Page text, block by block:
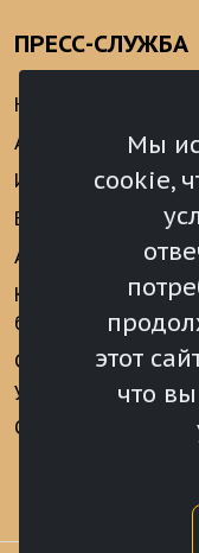
Мы
cookie,
этот
что
ПРЕСС-СЛУЖБА
Новости
Анонсы
Интервью
Видеоматериалы
Аккредитация
Конкурс
барс»
Сведения о СМИ
учрежденных ВС РХ
Опросы и